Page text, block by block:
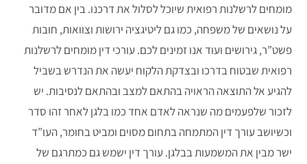
מומחים לרשלנות רפואית שיוכל לסלול את דרכנו. בין אם מדובר
על נושאים של משפחה, כמו גם ליטיגציה ירושות וצוואות, חובות
פשט”ר, גירושים ועוד אנו זמינים לכם. עורכי דין מומחים לרשלנות
רפואית שבטוח בדרכו ובצדקת הלקוח יעשה את הנדרש בשביל
להגיע אל התוצאה הראויה בהתאם למצב ובהתאם לנסיבות. יש
לזכור שלפעמים מה שנראה לאדם אחד כמו בלגן לאחר זהו סדר
וכשיושב עורך דין המתמחה בתחום מסוים ומביט בחומר, העו”ד
ישר מבין את המשמעות בבלגן. עורך דין ישמש גם כמתרגם של